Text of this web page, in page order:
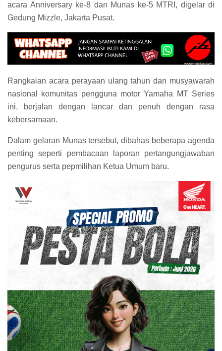
acara Anniversary ke-8 dan Munas ke-5 MTRI, digelar di
Gedung Mizzle, Jakarta Pusat.
Rangkaian acara perayaan ulang tahun dan musyawarah
nasional komunitas pengguna motor Yamaha MT Series
ini, berjalan dengan lancar dan penuh dengan rasa
kebersamaan.
Dalam gelaran Munas tersebut, dibahas beberapa agenda
penting seperti pembacaan laporan pertangungjawaban
pengurus serta pepmilihan Ketua Umum baru.